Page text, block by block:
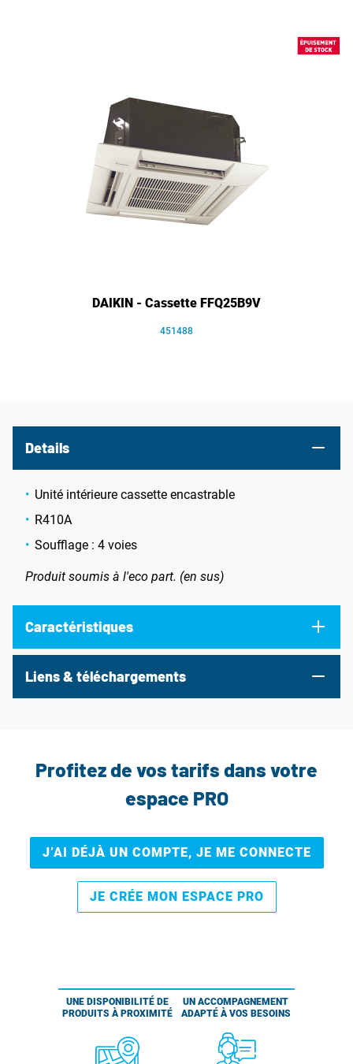
DAIKIN - Cassette FFQ25B9V
451488
Details
Unité intérieure cassette encastrable
R410A
Soufflage : 4 voies
Produit soumis à l'eco part. (en sus)
Caractéristiques
Liens & téléchargements
Profitez de vos tarifs dans votre
espace PRO
J’AI DÉJÀ UN COMPTE, JE ME CONNECTE
JE CRÉE MON ESPACE PRO
UNE DISPONIBILITÉ DE
PRODUITS À PROXIMITÉ
UN ACCOMPAGNEMENT
ADAPTÉ À VOS BESOINS